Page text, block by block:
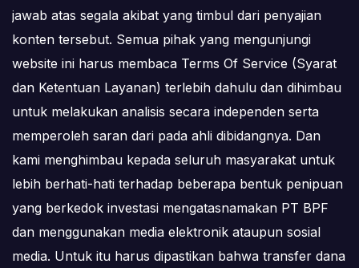
jawab atas segala akibat yang timbul dari penyajian
konten tersebut. Semua pihak yang mengunjungi
website ini harus membaca Terms Of Service (Syarat
dan Ketentuan Layanan) terlebih dahulu dan dihimbau
untuk melakukan analisis secara independen serta
memperoleh saran dari pada ahli dibidangnya. Dan
kami menghimbau kepada seluruh masyarakat untuk
lebih berhati-hati terhadap beberapa bentuk penipuan
yang berkedok investasi mengatasnamakan PT BPF
dan menggunakan media elektronik ataupun sosial
media. Untuk itu harus dipastikan bahwa transfer dana